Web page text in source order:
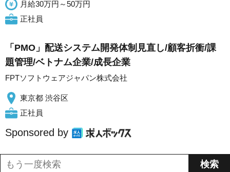
月給30万円～50万円
正社員
「PMO」配送システム開発体制見直し/顧客折衝/課
題管理/ベトナム企業/成長企業
FPTソフトウェアジャパン株式会社
東京都 渋谷区
正社員
Sponsored by